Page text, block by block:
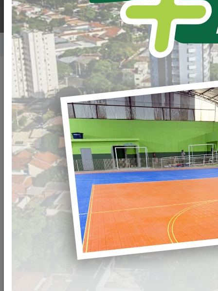
Home Notícias
Publicado em: 24/04/2026 08:00
Compartilhar